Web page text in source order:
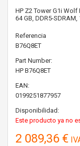
HP Z2 Tower G1i Wolf
64 GB, DDR5-
Referencia
B76Q8ET
Part Number:
HP B76Q8ET
EAN:
0199251877957
Disponibilidad:
Este producto ya no
2 089,36 €